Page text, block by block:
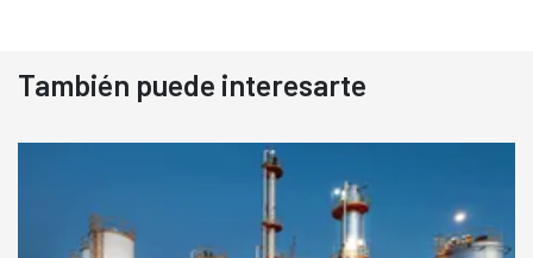
También puede interesarte